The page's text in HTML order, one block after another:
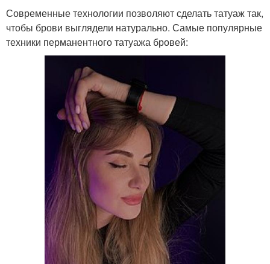
Современные технологии позволяют сделать татуаж так,
чтобы брови выглядели натурально. Самые популярные
техники перманентного татуажа бровей: